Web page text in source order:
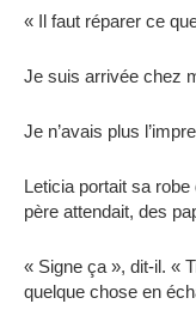
« Il faut réparer ce
Je suis arrivée chez
Je n’avais plus
Leticia portait sa
père attendait, des
« Signe ça », dit-il. «
quelque chose en